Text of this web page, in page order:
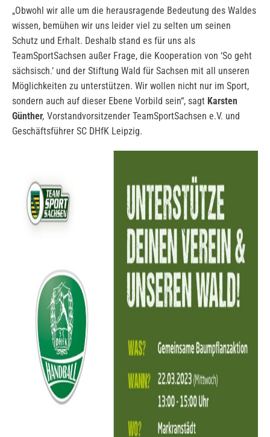
„Obwohl wir alle um die herausragende Bedeutung des Waldes
wissen, bemühen wir uns leider viel zu selten um seinen
Schutz und Erhalt. Deshalb stand es für uns als
TeamSportSachsen außer Frage, die Kooperation von ‘So geht
sächsisch.‘ und der Stiftung Wald für Sachsen mit all unseren
Möglichkeiten zu unterstützen. Wir wollen nicht nur im Sport,
sondern auch auf dieser Ebene Vorbild sein“, sagt Karsten
Günther, Vorstandvorsitzender TeamSportSachsen e.V. und
Geschäftsführer SC DHfK Leipzig.